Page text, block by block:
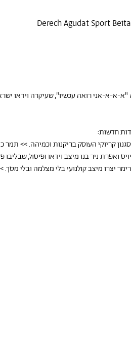
א-א-אני רואה עכשיו", שעיקרה וידאו
חדשות:
קריוקי העוסק בריקנות וכמיהה. >>
ואפרת ניר בנו מיצב וידאו ופיסול,
יצרו מיצב קולנועי בלי מצלמה ובלי